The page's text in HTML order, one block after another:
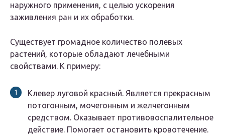
наружного применения, с целью ускорения
заживления ран и их обработки.
Существует громадное количество полевых
растений, которые обладают лечебными
свойствами. К примеру:
Клевер луговой красный. Является прекрасным
потогонным, мочегонным и желчегонным
средством. Оказывает противовоспалительное
действие. Помогает остановить кровотечение.